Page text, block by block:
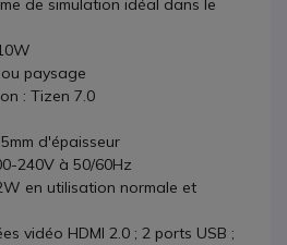
de simulation idéal dans le
paysage
: Tizen 7.0
d'épaisseur
240V à 50/60Hz
en utilisation normale et
vidéo HDMI 2.0 ; 2 ports USB ;